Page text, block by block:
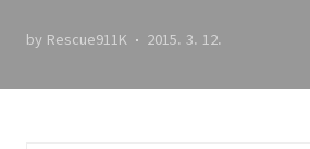
by Rescue911K 2015. 3. 12.